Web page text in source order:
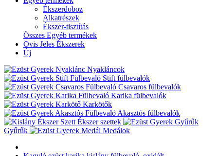
Ékszerdoboz
Alkatrészek
Ékszer-tisztítás
Összes Egyéb termékek
Ovis Jeles Ékszerek
Új
Nyakláncok
Stift fülbevalók
Csavaros fülbevalók
Karika fülbevalók
Karkötők
Akasztós fülbevalók
Ékszer szettek
Gyűrűk
Medálok